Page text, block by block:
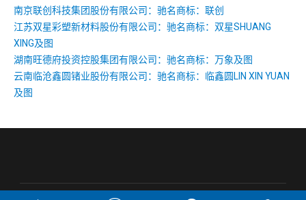
南京联创科技集团股份有限公司：驰名商标：联创
江苏双星彩塑新材料股份有限公司：驰名商标：双星SHUANG
XING及图
湖南旺德府投资控股集团有限公司：驰名商标：万象及图
云南临沧鑫圆锗业股份有限公司：驰名商标：临鑫圆LIN XIN YUAN
及图